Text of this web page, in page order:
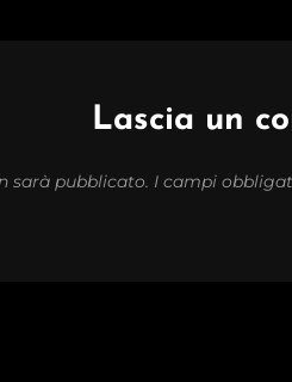
Lascia un
sarà pubblicato. I campi